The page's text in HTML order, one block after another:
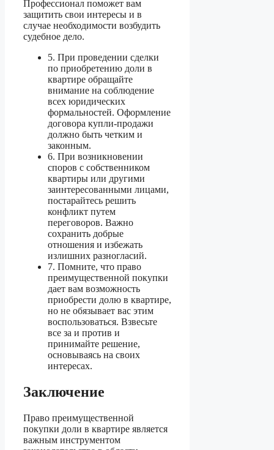
Профессионал поможет вам
защитить свои интересы и в
случае необходимости возбудить
судебное дело.
5. При проведении сделки
по приобретению доли в
квартире обращайте
внимание на соблюдение
всех юридических
формальностей. Оформление
договора купли-продажи
должно быть четким и
законным.
6. При возникновении
споров с собственником
квартиры или другими
заинтересованными лицами,
постарайтесь решить
конфликт путем
переговоров. Важно
сохранить добрые
отношения и избежать
излишних разногласий.
7. Помните, что право
преимущественной покупки
дает вам возможность
приобрести долю в квартире,
но не обязывает вас этим
воспользоваться. Взвесьте
все за и против и
принимайте решение,
основываясь на своих
интересах.
Заключение
Право преимущественной
покупки доли в квартире является
важным инструментом